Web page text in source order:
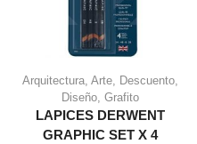
Arquitectura, Arte, Descuento,
Diseño, Grafito
LAPICES DERWENT
GRAPHIC SET X 4